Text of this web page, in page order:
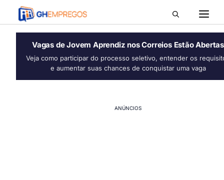
Pular
para
conteúdoVagas de Jovem Aprendiz nos Correios Estão Abertas
Veja como participar do processo seletivo, entender os
e aumentar suas chances de conquistar uma vaga
ANÚNCIOS